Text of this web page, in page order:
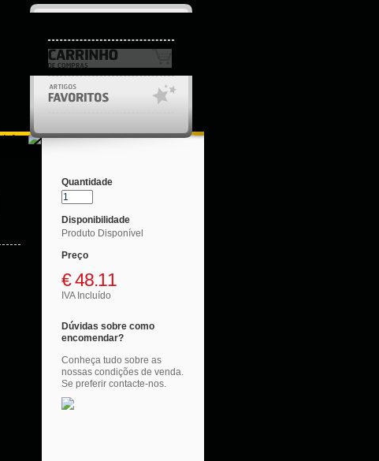
Quantidade
Disponibilidade
Produto Disponível
Preço
€48.11
IVA Incluído
Dúvidas sobre como
encomendar?
Conheça tudo sobre as
nossas condições de venda.
Se preferir contacte-nos.